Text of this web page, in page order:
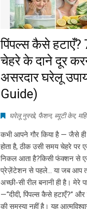
पिंपल्स कैसे हटाएँ?
चेहरे के दाने दूर
असरदार घरेलू
Guide)
घरेलू नुस्खे, फैशन, ब्यूटी केर,
कभी आपने गौर किया है — जैसे
होता है, ठीक उसी समय चेहरे पर
निकल आता है?किसी फंक्शन से
प्रेज़ेंटेशन से पहले… या जब आप
अच्छी-सी रील बनानी ही है।
—“दीदी, पिंपल्स कैसे हटाएँ?”
की समस्या नहीं है। यह